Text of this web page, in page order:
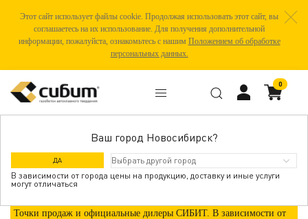
Этот сайт использует файлы cookie. Продолжая использовать этот сайт, вы
соглашаетесь на их использование. Для получения дополнительной
информации, пожалуйста, ознакомьтесь с нашим Положением об обработке
персональных данных.
Ваш город Новосибирск?
ДА
В зависимости от города цены на продукцию, доставку и иные услуги
могут отличаться
0
ГДЕ КУПИТЬ
Точки продаж и официальные дилеры СИБИТ. В зависимости от